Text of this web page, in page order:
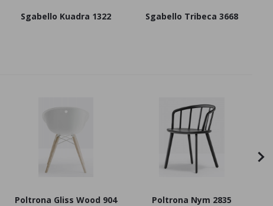
Sgabello Kuadra 1322 Sgabello Tribeca 3668
Poltrona Gliss Wood 904 Poltrona Nym 2835